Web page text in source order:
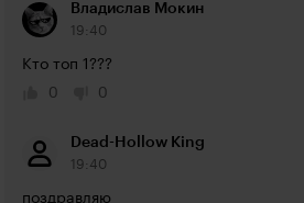
Владислав Мокин
19:40
Кто топ 1???
0
0
Dead-Hollow King
19:40
поздравляю